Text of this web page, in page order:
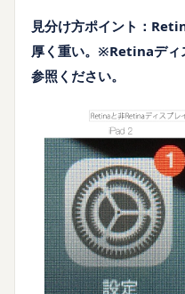
見分け方ポイント：
厚く重い。※Retinaディ
参照ください。